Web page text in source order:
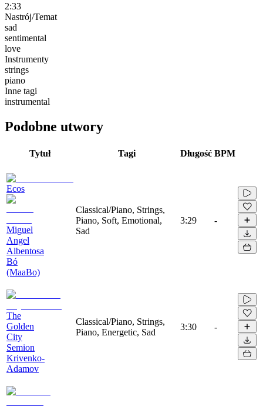
2:33
Nastrój/Temat
sad
sentimental
love
Instrumenty
strings
piano
Inne tagi
instrumental
Podobne utwory
Tytuł Tagi Długość BPM
Ecos
Miguel
Angel
Albentosa
Bó
(MaaBo)
Classical/Piano, Strings,
Piano, Soft, Emotional,
Sad
3:29 -
The
Golden
City
Semion
Krivenko-
Adamov
Classical/Piano, Strings,
Piano, Energetic, Sad
3:30 -